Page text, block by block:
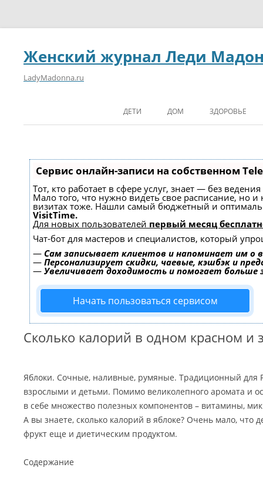
Женский журнал Леди
LadyMadonna.ru
ДЕТИ ДОМ ЗДОРОВЬЕ
Сервис онлайн-записи на собственном
Тот, кто работает в сфере услуг, знает — без
Мало того, что нужно видеть свое расписание, но
визитах тоже. Нашли самый бюджетный и
VisitTime.
Для новых пользователей первый месяц
Чат-бот для мастеров и специалистов, который
— Сам записывает клиентов и напоминает им о
— Персонализирует скидки, чаевые, кэшбэк и
— Увеличивает доходимость и помогает
Начать пользоваться сервисом
Сколько калорий в одном красном и
Яблоки. Сочные, наливные, румяные. Традиционный для
взрослыми и детьми. Помимо великолепного аромата и
в себе множество полезных компонентов – витамины,
А вы знаете, сколько калорий в яблоке? Очень мало, что
фрукт еще и диетическим продуктом.
Содержание